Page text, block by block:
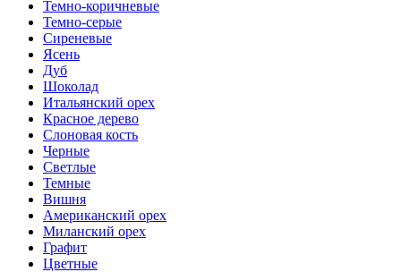
Темно-коричневые
Темно-серые
Сиреневые
Ясень
Дуб
Шоколад
Итальянский орех
Красное дерево
Слоновая кость
Черные
Светлые
Темные
Вишня
Американский орех
Миланский орех
Графит
Цветные